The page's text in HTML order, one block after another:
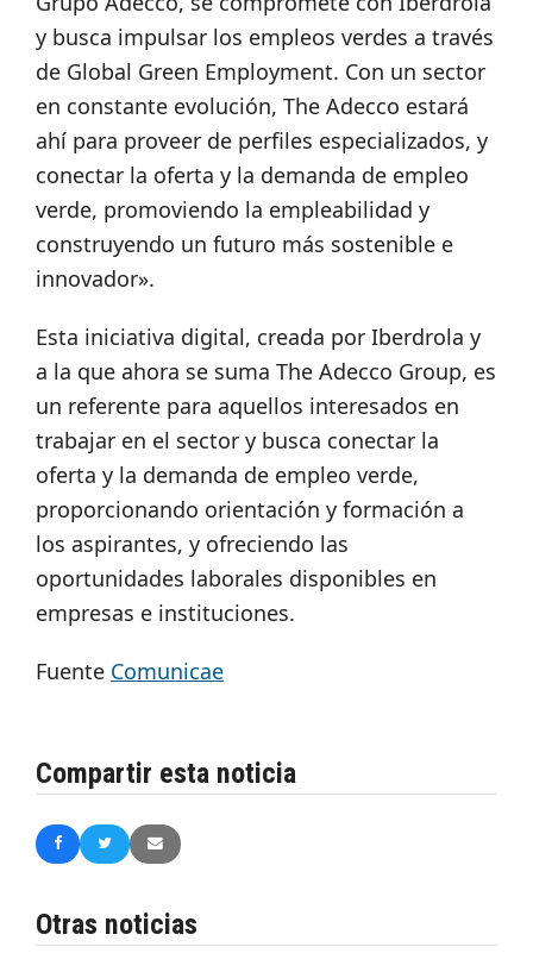
y busca impulsar los empleos verdes a través
de Global Green Employment. Con un sector
en constante evolución, The Adecco estará
ahí para proveer de perfiles especializados, y
conectar la oferta y la demanda de empleo
verde, promoviendo la empleabilidad y
construyendo un futuro más sostenible e
innovador».
Esta iniciativa digital, creada por Iberdrola y
a la que ahora se suma The Adecco Group, es
un referente para aquellos interesados en
trabajar en el sector y busca conectar la
oferta y la demanda de empleo verde,
proporcionando orientación y formación a
los aspirantes, y ofreciendo las
oportunidades laborales disponibles en
empresas e instituciones.
Fuente Comunicae
Compartir esta noticia
Otras noticias